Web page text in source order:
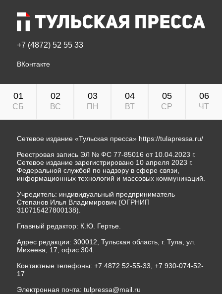
+7 (4872) 52 55 33
ВКонтакте
01
СБ
02
ВС
03
ПН
04
ВТ
05
СР
06
ЧТ
Сетевое издание «Тульская пресса» https://tulapressa.ru/
Реестровая запись ЭЛ № ФС 77-85016 от 10.04.2023 г.
Сетевое издание зарегистрировано 10 апреля 2023 г.
Федеральной службой по надзору в сфере связи,
информационных технологий и массовых коммуникаций.
Учредитель: индивидуальный предприниматель
Степанов Илья Владимирович (ОГРНИП
310715427800138).
Главный редактор: К.Ю. Гертье.
Адрес редакции: 300012, Тульская область, г. Тула, ул.
Михеева, 17, офис 304.
Контактные телефоны: +7 4872 52-55-33, +7 930-074-52-
17
Электронная почта: tulpressa@mail.ru